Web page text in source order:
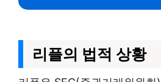
리플의 법적 상황